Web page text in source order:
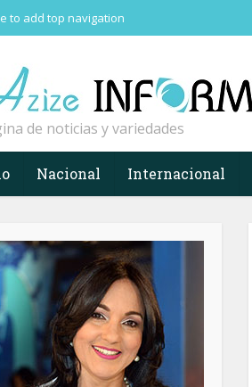
to add top navigation
de noticias y variedades
Nacional Internacional